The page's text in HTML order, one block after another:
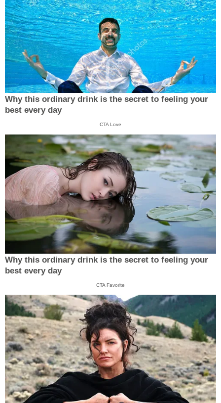
Why this ordinary drink is the secret to feeling your
best every day
CTA Love
Why this ordinary drink is the secret to feeling your
best every day
CTA Favorite